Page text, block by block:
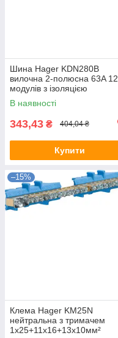
Шина Hager KDN280B
вилочна 2-полюсна 63A 12
модулів з ізоляцією
В наявності
343,43 ₴ 404,04 ₴
Купити
–15%
Клема Hager KM25N
нейтральна з тримачем
1х25+11x16+13x10мм²